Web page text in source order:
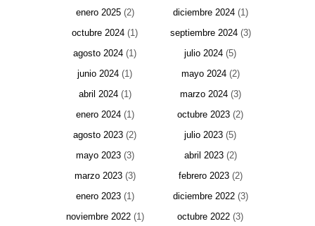
enero 2025(2) diciembre 2024(1)
octubre 2024 (1) septiembre 2024(3)
agosto 2024 (1) julio 2024 (5)
junio 2024 (1) mayo 2024(2)
abril 2024(1) marzo 2024(3)
enero 2024(1) octubre 2023 (2)
agosto 2023 (2) julio 2023 (5)
mayo 2023(3) abril 2023(2)
marzo 2023(3) febrero 2023(2)
enero 2023(1) diciembre 2022(3)
noviembre 2022(1) octubre 2022 (3)